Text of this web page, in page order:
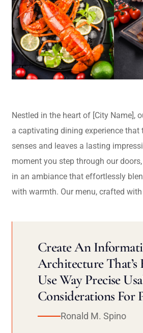
Nestled in the heart of [City Name],
a captivating dining experience that
senses and leaves a lasting
moment you step through our
in an ambiance that effortlessly
with warmth. Our menu, crafted
Create An
Architecture That’s
Use Way Precise
Considerations For
Ronald M. Spino